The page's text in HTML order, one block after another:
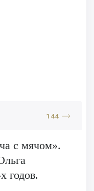
144
с мячом».
годов.